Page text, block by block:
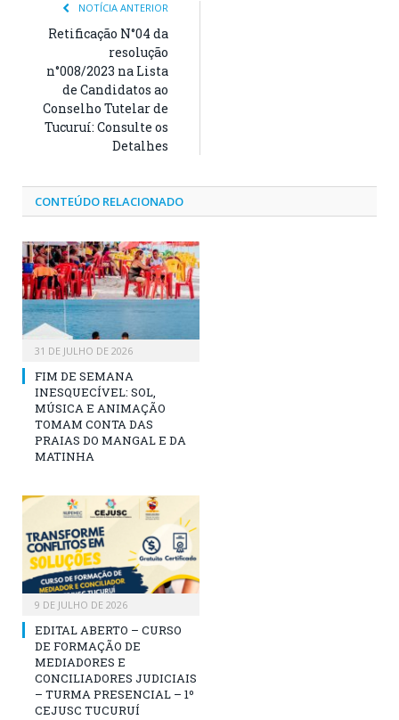
NOTÍCIA ANTERIOR
Retificação N°04 da
resolução
n°008/2023 na Lista
de Candidatos ao
Conselho Tutelar de
Tucuruí: Consulte os
Detalhes
CONTEÚDO RELACIONADO
31 DE JULHO DE 2026
FIM DE SEMANA
INESQUECÍVEL: SOL,
MÚSICA E ANIMAÇÃO
TOMAM CONTA DAS
PRAIAS DO MANGAL E DA
MATINHA
9 DE JULHO DE 2026
EDITAL ABERTO – CURSO
DE FORMAÇÃO DE
MEDIADORES E
CONCILIADORES JUDICIAIS
– TURMA PRESENCIAL – 1º
CEJUSC TUCURUÍ